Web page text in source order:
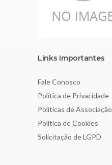
Links Importantes
Fale Conosco
Política de Privacidade
Políticas de Associação
Política de Cookies
Solicitação de LGPD